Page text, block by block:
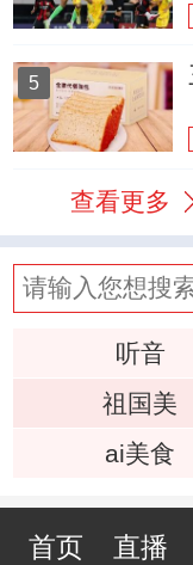
5
查看更多
听音
祖国美
ai美食
首页 直播